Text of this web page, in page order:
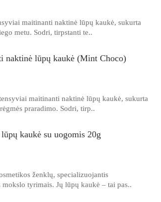
maitinanti naktinė lūpų kaukė, sukurta
metu. Sodri, tirpstanti te..
naktinė lūpų kaukė (Mint Choco)
maitinanti naktinė lūpų kaukė, sukurta
praradimo. Sodri, tirp..
kaukė su uogomis 20g
ženklų, specializuojantis
tyrimais. Jų lūpų kaukė – tai pas..